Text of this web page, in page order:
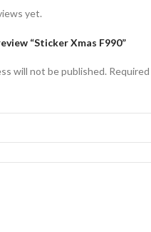
yet.
“Sticker Xmas F990”
will not be published.